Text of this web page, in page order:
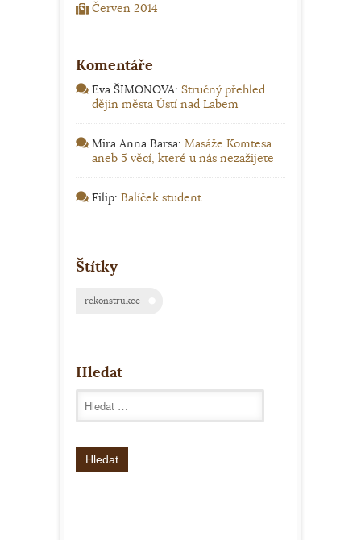
Červen 2014
Komentáře
Eva ŠIMONOVA: Stručný přehled
dějin města Ústí nad Labem
Mira Anna Barsa: Masáže Komtesa
aneb 5 věcí, které u nás nezažijete
Filip: Balíček student
Štítky
rekonstrukce
Hledat